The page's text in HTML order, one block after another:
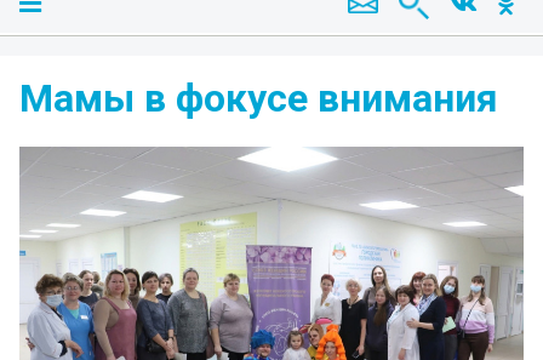
Мамы в фокусе внимания